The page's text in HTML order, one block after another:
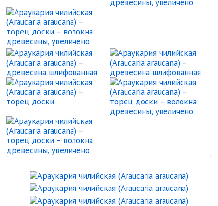
Араукария чилийская
Араукария чилийская